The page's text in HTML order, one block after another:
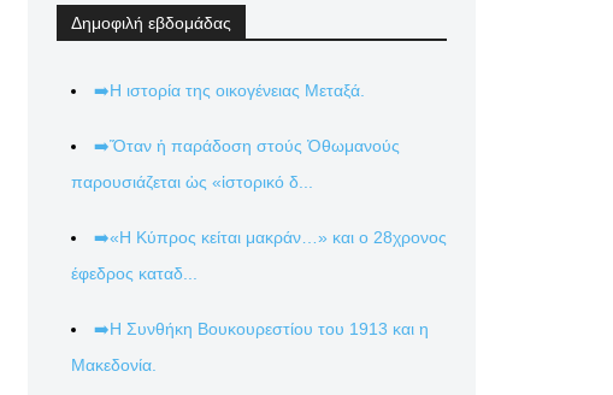
Δημοφιλή εβδομάδας
➡️Η ιστορία της οικογένειας Μεταξά.
➡️Ὅταν ἡ παράδοση στούς Ὀθωμανούς
παρουσιάζεται ὡς «ἱστορικό δ...
➡️«Η Κύπρος κείται μακράν…» και ο 28χρονος
έφεδρος καταδ...
➡️Η Συνθήκη Βουκουρεστίου του 1913 και η
Μακεδονία.